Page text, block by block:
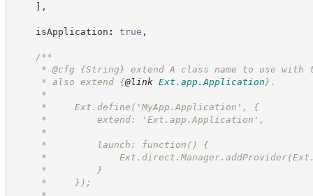
] ,
isApplication : true ,
/**
* @cfg {String}
extend A class name to use
* also extend {@link Ext.app.Application } .
*
*     Ext.define('MyApp.Application', {
*         extend: 'Ext.app.Application',
*
*         launch: function() {
*
*         }
*     });